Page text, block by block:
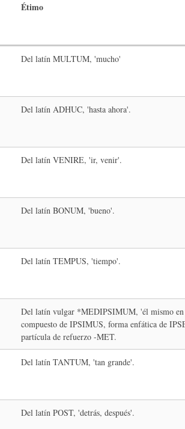
Étimo
Del latín MULTUM, 'mucho'
Del latín ADHUC, 'hasta ahora'.
Del latín VENIRE, 'ir, venir'.
Del latín BONUM, 'bueno'.
Del latín TEMPUS, 'tiempo'.
Del latín vulgar *MEDIPSIMUM, 'él mismo en
compuesto de IPSIMUS, forma enfática de
partícula de refuerzo -MET.
Del latín TANTUM, 'tan grande'.
Del latín POST, 'detrás, después'.